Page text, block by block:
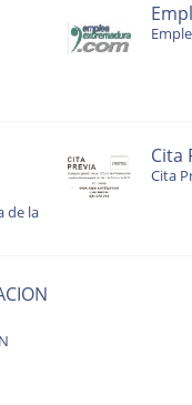
de la
Cita
Cita